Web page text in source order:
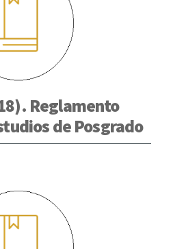
Reglamento
de Posgrado